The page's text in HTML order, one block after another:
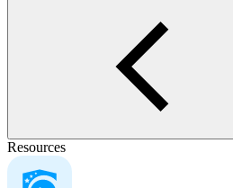
Resources